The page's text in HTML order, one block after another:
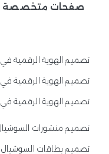
صفحات متخصصة في
تصميم الهوية الرقمية في
تصميم الهوية الرقمية
تصميم الهوية الرقمية
تصميم منشورات
تصميم بطاقات السوشيال